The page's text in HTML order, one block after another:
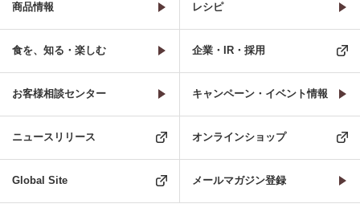
商品情報 レシピ
食を、知る・楽しむ 企業・IR・採用
お客様相談センター キャンペーン・イベント情報
ニュースリリース オンラインショップ
Global Site メールマガジン登録